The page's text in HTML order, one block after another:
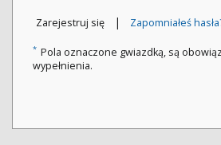
Zarejestruj się | Zapomniałeś
* Pola oznaczone gwiazdką, są
wypełnienia.